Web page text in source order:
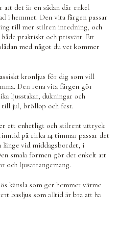
det är en sådan där enkel
i hemmet. Den vita färgen passar
till mer stilren inredning, och
praktiskt och prisvärt. Ett
med något du vet kommer
kronljus för dig som vill
Den rena vita färgen gör
ljusstakar, dukningar och
till jul, bröllop och fest.
ett enhetligt och stilrent uttryck
på cirka 14 timmar passar det
länge vid middagsbordet, i
smala formen gör det enkelt att
och ljusarrangemang.
känsla som ger hemmet värme
basljus som alltid är bra att ha